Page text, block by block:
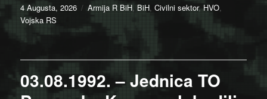
Posted
on
4 Augusta, 2026 Categories
Armija R BiH BiH,Civilni sektor,HVO,
Vojska RS
03.08.1992. – Jednica TO